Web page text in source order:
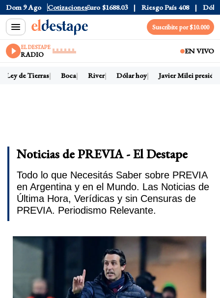
Dom 9 Ago Cotizaciones
Dólar CCL $1580.7 Euro $1688.03 Riesgo País 408 Dólar
Suscribite por $10.000
EL DESTAPE
RADIO EN VIVO
Ley de Tierras Boca River Dólar hoy Javier Milei
Noticias de PREVIA - El Destape
Todo lo que Necesitás Saber sobre PREVIA
en Argentina y en el Mundo. Las Noticias de
Última Hora, Verídicas y sin Censuras de
PREVIA. Periodismo Relevante.